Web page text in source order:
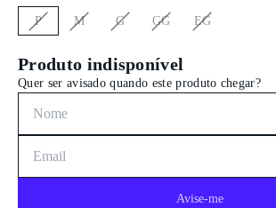
P M G GG EG
Produto indisponível
Quer ser avisado quando este produto chegar?
Avise-me